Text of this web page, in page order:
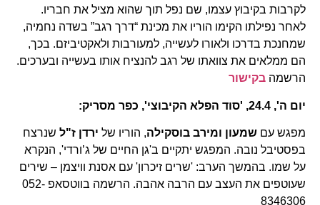
לקרבות בקיבוץ עצמו, שם נפל תוך שהוא מציל את חבריו.
לאחר נפילתו הקימו הוריו את מכינת “דרך רגב” בשדה נחמיה,
שמחנכת בדרכו ולאורו לעשייה, למעורבות ולאקטיביזם. בכך,
הם ממלאים את צוואתו של רגב להנציח אותו בעשייה ובערכים.
הרשמה בקישור
יום ה', 24.4, 'סוד הפלא הקיבוצי', כפר מסריק:
מפגש עם שמעון ומירב בוסקילה, הוריו של ירדן ז"ל שנרצח
בפסטיבל נובה. המפגש יתקיים ב'גן החיים של ג’ורדי', הנקרא
על שמו. בהמשך הערב: 'שרים זיכרון' עם אסנת וויצמן – שירים
שעוטפים את העצב עם הרבה אהבה. הרשמה בווטסאפ 052-
8346306